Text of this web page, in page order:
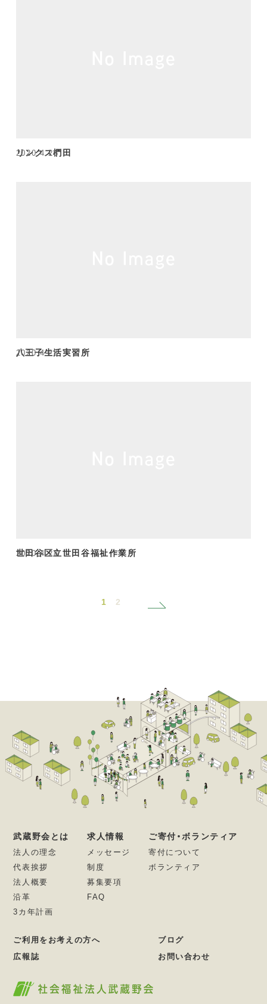
2020.4.28
リンクス椚田
2020.4.28
八王子生活実習所
2020.4.28
世田谷区立世田谷福祉作業所
1 2
武蔵野会とは
法人の理念
代表挨拶
法人概要
沿革
3カ年計画
求人情報
メッセージ
制度
募集要項
FAQ
ご寄付・ボランティア
寄付について
ボランティア
ご利用をお考えの方へ
ブログ
広報誌
お問い合わせ